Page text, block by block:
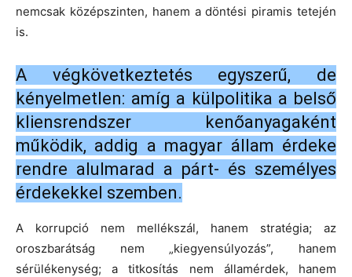
nemcsak középszinten, hanem a döntési piramis tetején
is.
A végkövetkeztetés egyszerű, de
kényelmetlen: amíg a külpolitika a belső
kliensrendszer kenőanyagaként
működik, addig a magyar állam érdeke
rendre alulmarad a párt- és személyes
érdekekkel szemben.
A korrupció nem mellékszál, hanem stratégia; az
oroszbarátság nem „kiegyensúlyozás”, hanem
sérülékenység; a titkosítás nem államérdek, hanem